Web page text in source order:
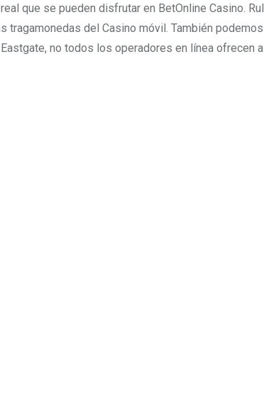
que se pueden disfrutar en BetOnline Casino.
del Casino móvil. También
no todos los operadores en línea ofrecen